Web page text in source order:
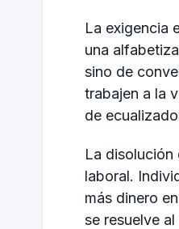
La exigencia
una
sino de
trabajen a la
de
La disolución
laboral.
más dinero
se resuelve